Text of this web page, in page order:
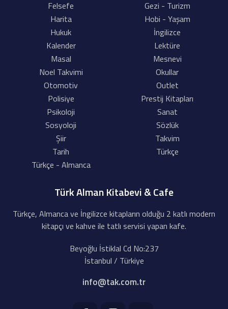
Felsefe
Gezi - Turizm
Harita
Hobi - Yaşam
Hukuk
İngilizce
Kalender
Lektüre
Masal
Mesnevi
Noel Takvimi
Okullar
Otomotiv
Outlet
Polisiye
Prestij Kitapları
Psikoloji
Sanat
Sosyoloji
Sözlük
Şiir
Takvim
Tarih
Türkçe
Türkçe - Almanca
Türk Alman Kitabevi & Cafe
Türkçe, Almanca ve İngilizce kitapların olduğu 2 katlı modern
kitapçı ve kahve ile tatlı servisi yapan kafe.
Beyoğlu İstiklal Cd No:237
İstanbul / Türkiye
info@tak.com.tr